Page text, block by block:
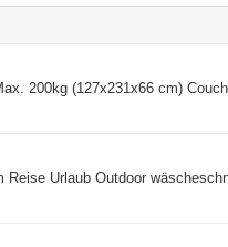
200kg (127x231x66 cm)
Urlaub Outdoor